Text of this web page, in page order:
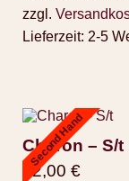
zzgl.
Lieferzeit: 2-5
Second Hand
Charon – S/t
12,00 €